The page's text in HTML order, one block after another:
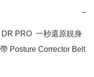
−
PRO  一秒還原靚身
Posture Corrector Belt